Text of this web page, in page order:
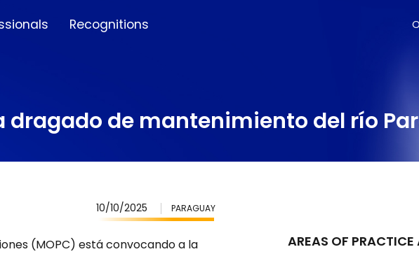
Recognitions
dragado de mantenimiento del río
10/10/2025 PARAGUAY
(MOPC) está convocando a la
AREAS OF PRACTICE